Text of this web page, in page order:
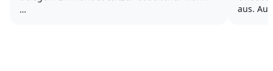
aus.